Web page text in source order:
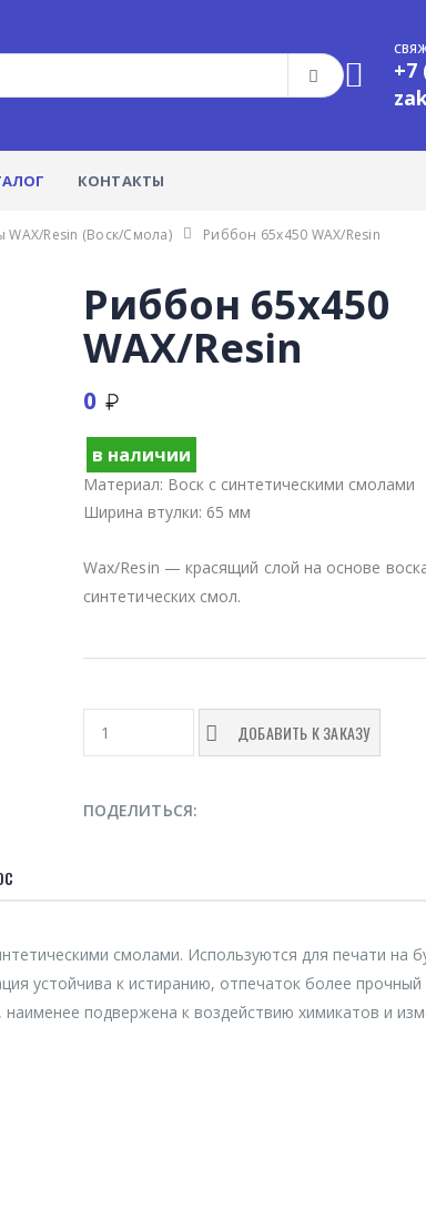
+7
КОНТАКТЫ
Resin (Воск/смола) Риббон 65x450 WAX/Resin
Риббон 65x450
WAX/Resin
0
в наличии
Материал: Воск с синтетическими смолами
Ширина втулки: 65 мм
Wax/Resin — красящий слой на основе
синтетических смол.
ДОБАВИТЬ К ЗАКАЗУ
ПОДЕЛИТЬСЯ:
смолами. Используются для печати на
устойчива к истиранию, отпечаток более прочный
подвержена к воздействию химикатов и